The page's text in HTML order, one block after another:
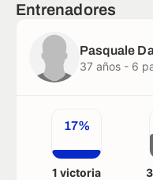
Entrenadores
Pasquale
37 años - 6
17%
1 victoria